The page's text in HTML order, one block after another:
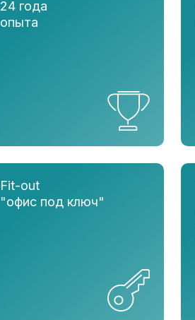
24 года
опыта
Fit-out
"офис под ключ"